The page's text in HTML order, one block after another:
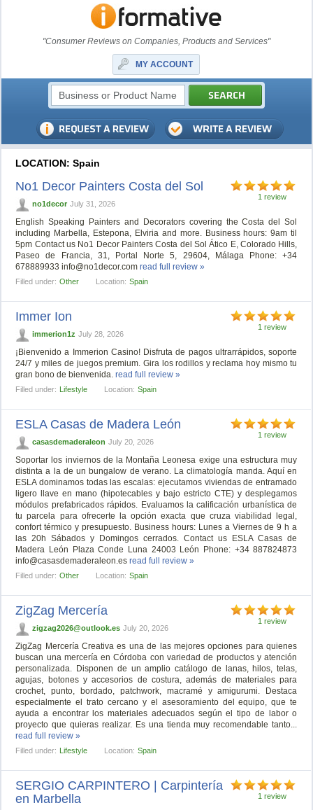
"Consumer Reviews on Companies, Products and Services"
MY ACCOUNT
LOCATION: Spain
1 review
No1 Decor Painters Costa del Sol
no1decor July 31, 2026
English Speaking Painters and Decorators covering the Costa del Sol
including Marbella, Estepona, Elviria and more. Business hours: 9am til
5pm Contact us No1 Decor Painters Costa del Sol Ático E, Colorado Hills,
Paseo de Francia, 31, Portal Norte 5, 29604, Málaga Phone: +34
678889933info@no1decor.com read full review »
Filled under: Other Location: Spain
1 review
Immer Ion
immerion1z July 28, 2026
¡Bienvenido a Immerion Casino! Disfruta de pagos ultrarrápidos, soporte
24/7 y miles de juegos premium. Gira los rodillos y reclama hoy mismo tu
gran bono de bienvenida.read full review »
Filled under: Lifestyle Location: Spain
1 review
ESLA Casas de Madera León
casasdemaderaleon July 20, 2026
Soportar los inviernos de la Montaña Leonesa exige una estructura muy
distinta a la de un bungalow de verano. La climatología manda. Aquí en
ESLA dominamos todas las escalas: ejecutamos viviendas de entramado
ligero llave en mano (hipotecables y bajo estricto CTE) y desplegamos
módulos prefabricados rápidos. Evaluamos la calificación urbanística de
tu parcela para ofrecerte la opción exacta que cruza viabilidad legal,
confort térmico y presupuesto. Business hours: Lunes a Viernes de 9 h a
las 20h Sábados y Domingos cerrados. Contact us ESLA Casas de
Madera León Plaza Conde Luna 24003 León Phone: +34 887824873
info@casasdemaderaleon.es read full review »
Filled under: Other Location: Spain
1 review
ZigZag Mercería
zigzag2026@outlook.es July 20, 2026
ZigZag Mercería Creativa es una de las mejores opciones para quienes
buscan una mercería en Córdoba con variedad de productos y atención
personalizada. Disponen de un amplio catálogo de lanas, hilos, telas,
agujas, botones y accesorios de costura, además de materiales para
crochet, punto, bordado, patchwork, macramé y amigurumi. Destaca
especialmente el trato cercano y el asesoramiento del equipo, que te
ayuda a encontrar los materiales adecuados según el tipo de labor o
proyecto que quieras realizar. Es una tienda muy recomendable tanto...
read full review »
Filled under: Lifestyle Location: Spain
1 review
SERGIO CARPINTERO | Carpintería
en Marbella